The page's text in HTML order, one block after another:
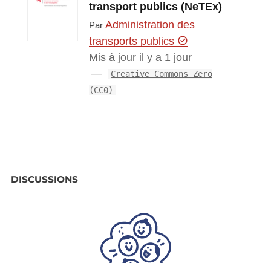
transport publics (NeTEx)
Par Administration des
transports publics
Mis à jour il y a 1 jour
Creative Commons Zero
(CC0)
DISCUSSIONS